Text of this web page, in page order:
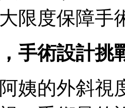
限度保障手
手術設計挑
姨的外斜視